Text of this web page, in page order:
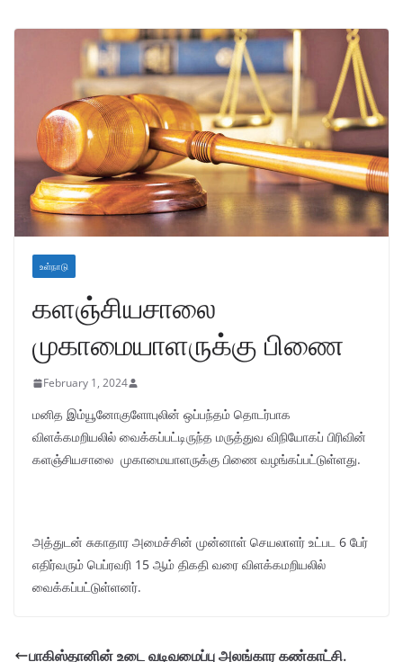
உள்நாடு
களஞ்சியசாலை
முகாமையாளருக்கு பிணை
February 1, 2024
மனித இம்யூனோகுளோபுலின் ஒப்பந்தம் தொடர்பாக
விளக்கமறியலில் வைக்கப்பட்டிருந்த மருத்துவ விநியோகப் பிரிவின்
களஞ்சியசாலை முகாமையாளருக்கு பிணை வழங்கப்பட்டுள்ளது.
அத்துடன் சுகாதார அமைச்சின் முன்னாள் செயலாளர் உட்பட 6 பேர்
எதிர்வரும் பெப்ரவரி 15 ஆம் திகதி வரை விளக்கமறியலில்
வைக்கப்பட்டுள்ளனர்.
பாகிஸ்தானின் உடை வடிவமைப்பு அலங்கார கண்காட்சி.